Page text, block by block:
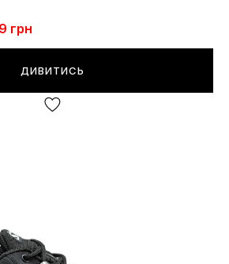
грн
ДИВИТИСЬ